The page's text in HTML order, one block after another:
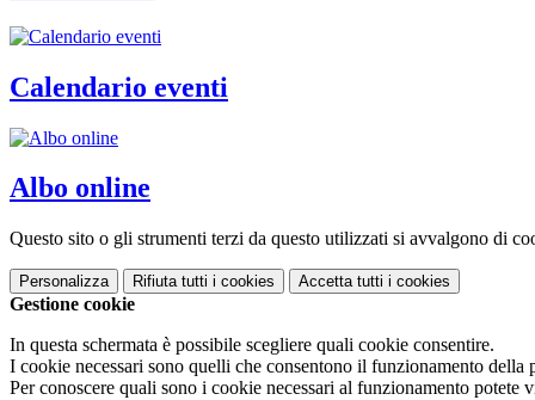
Calendario eventi
Albo online
Questo sito o gli strumenti terzi da questo utilizzati si avvalgono di
Personalizza Rifiuta tutti i cookies Accetta tutti i cookies
Gestione cookie
In questa schermata è possibile scegliere quali cookie consentire.
I cookie necessari sono quelli che consentono il funzionamento
Per conoscere quali sono i cookie necessari al funzionamento potete